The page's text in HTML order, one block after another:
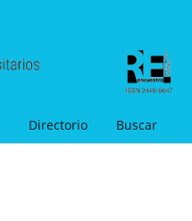
Directorio Buscar